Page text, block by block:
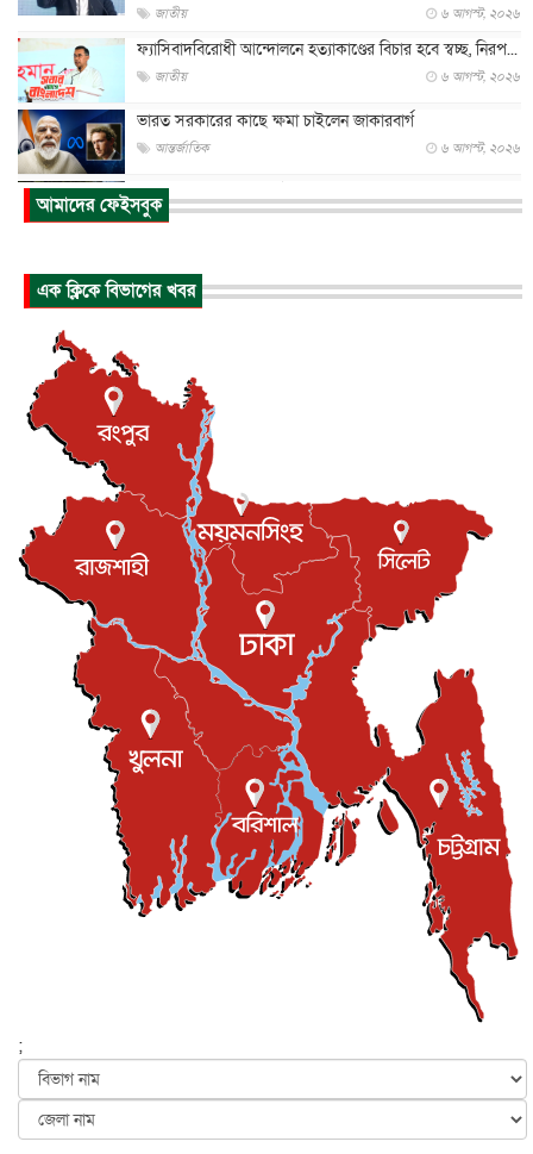
জাতীয় ৬ আগস্ট, ২০২৬
ফ্যাসিবাদবিরোধী আন্দোলনে হত্যাকাণ্ডের বিচার হবে স্বচ্ছ, নিরপ...
জাতীয় ৬ আগস্ট, ২০২৬
ভারত সরকারের কাছে ক্ষমা চাইলেন জাকারবার্গ
আন্তর্জাতিক ৬ আগস্ট, ২০২৬
আকাশে ট্রাম্পের হেলিকপ্টার ও যাত্রীবাহী বিমান মুখোমুখি, তদন্...
আন্তর্জাতিক
আন্তর্জাতিক ৬ আগস্ট, ২০২৬
টি-টোয়েন্টি ইতিহাসের সর্বোচ্চ রানের মালিক এখন জস বাটলার
বস্তিতে কেটেছে শৈশব, আজ মুম্বাইয়ে দুই বাড়ির মালিক
বিনোদন ৬ আগস্ট, ২০২৬
যুক্তরাজ্যে বসবাসরত জাতীয়তাবাদী কুলাউড়াবাসীর মত বিনিময়
সভা...
ইউকে কমিউনিটি ৫ আগস্ট, ২০২৬
প্রধানমন্ত্রীকে সৌদি আরব সফরের আমন্ত্রণ
জাতীয় ৫ আগস্ট, ২০২৬
জুলাই গণ-অভ্যুত্থান দিবস আজ, স্মরণে দেশজুড়ে কর্মসূচি
জাতীয় ৫ আগস্ট, ২০২৬
জনগণ পরিবর্তন চেয়েছে বলেই জুলাই আন্দোলন সফল :
৫ আগস্ট, ২০২৬
বেনজীর আহমেদের সঙ্গে পরীমনির ঘনিষ্ঠ সম্পর্ক ছিল : নাসির
মাহম...
জাতীয় ৫ আগস্ট, ২০২৬
হরমুজ নিয়ে ইরান-মার্কিন চুক্তি হতে পারে আজ : মার্কিন অর্থমন...
৫ আগস্ট, ২০২৬
পৃথিবীর দিকে আসছে বিধ্বংসী বস্তু, পারমাণবিক বোমা দিয়ে করা
আন্তর্জাতিক ৫ আগস্ট, ২০২৬
কেনিয়ায় ১৫ হাতির রহস্যজনক মৃত্যু, সন্দেহের মুখে কীটনাশকের
আমাদের ফেইসবুক
এক ক্লিকে বিভাগের খবর
;